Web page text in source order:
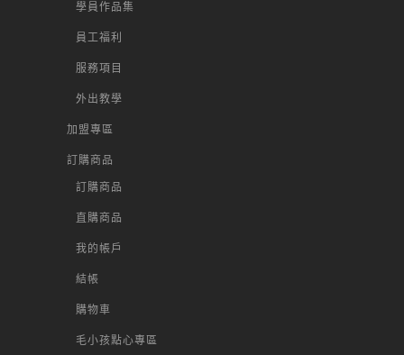
學員作品集
員工福利
服務項目
外出教學
加盟專區
訂購商品
訂購商品
直購商品
我的帳戶
結帳
購物車
毛小孩點心專區